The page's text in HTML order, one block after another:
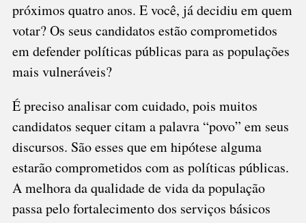
próximos quatro anos. E você, já decidiu em quem
votar? Os seus candidatos estão comprometidos
em defender políticas públicas para as populações
mais vulneráveis?
É preciso analisar com cuidado, pois muitos
candidatos sequer citam a palavra “povo” em seus
discursos. São esses que em hipótese alguma
estarão comprometidos com as políticas públicas.
A melhora da qualidade de vida da população
passa pelo fortalecimento dos serviços básicos